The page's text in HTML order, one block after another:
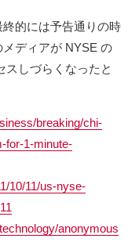
的には予告通りの時
ディアが NYSE の
スしづらくなったと
breaking/chi-
for-1-minute-
10/11/us-nyse-
anonymous